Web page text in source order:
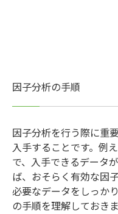
因子分析の手順
因子分析を行う際に重
入手することです。例
で、入手できるデータ
ば、おそらく有効な因
必要なデータをしっか
の手順を理解しておきま